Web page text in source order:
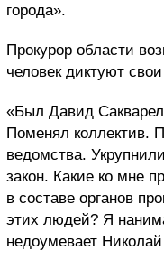
города».
Прокурор области
человек диктуют
«Был Давид
Поменял коллектив.
ведомства.
закон. Какие ко мне
в составе органов
этих людей? Я
недоумевает